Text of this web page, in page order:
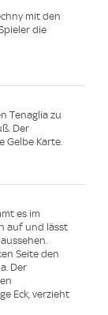
mit den
die
Tenaglia zu
Der
Gelbe Karte.
es im
auf und lässt
Seite den
Der
Eck, verzieht